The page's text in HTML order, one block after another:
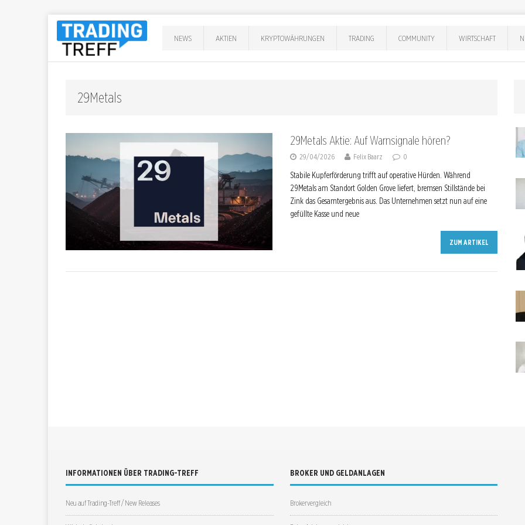
NEWS AKTIEN KRYPTOWÄHRUNGEN TRADING COMMUNITY WIRTSCHAFT
29Metals
29Metals Aktie: Auf Warnsignale hören?
29/04/2026 Felix Baarz 0
Stabile Kupferförderung trifft auf operative Hürden. Während
29Metals am Standort Golden Grove liefert, bremsen Stillstände bei
Zink das Gesamtergebnis aus. Das Unternehmen setzt nun auf eine
gefüllte Kasse und neue
ZUM ARTIKEL
INFORMATIONEN ÜBER TRADING-TREFF
Neu auf Trading-Treff / New Releases
BROKER UND GELDANLAGEN
Brokervergleich